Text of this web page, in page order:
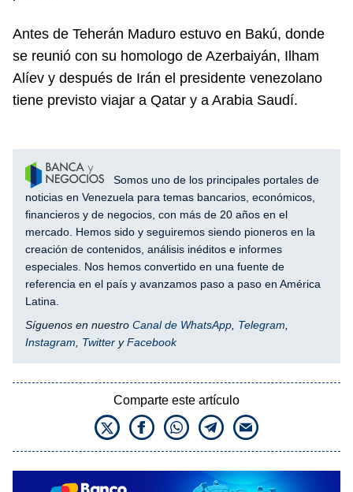
Antes de Teherán Maduro estuvo en Bakú, donde
se reunió con su homologo de Azerbaiyán, Ilham
Alíev y después de Irán el presidente venezolano
tiene previsto viajar a Qatar y a Arabia Saudí.
Somos uno de los principales portales de
noticias en Venezuela para temas bancarios, económicos,
financieros y de negocios, con más de 20 años en el
mercado. Hemos sido y seguiremos siendo pioneros en la
creación de contenidos, análisis inéditos e informes
especiales. Nos hemos convertido en una fuente de
referencia en el país y avanzamos paso a paso en América
Latina.
Síguenos en nuestro Canal de WhatsApp Telegram
Instagram
Twitter yFacebook
Comparte este artículo